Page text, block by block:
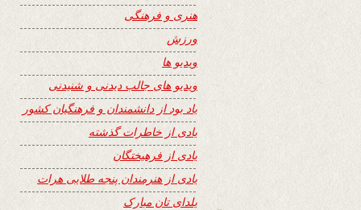
هنری و فرهنگی
ورزش
ویدیو ها
ویدیو های جالب دیدنی و شنیدنی
یاد بود از دانشمندان و فرهنگیان کشور
یادی از خاطرات گذشته
یادی از فرهیختگان
یادی از هنرمندان پنجه طلایی هرات
یلدای تان مبارک